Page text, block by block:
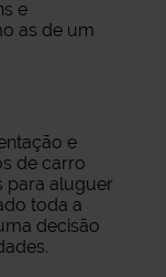
e
as de um
e
de carro
para aluguer
toda a
decisão